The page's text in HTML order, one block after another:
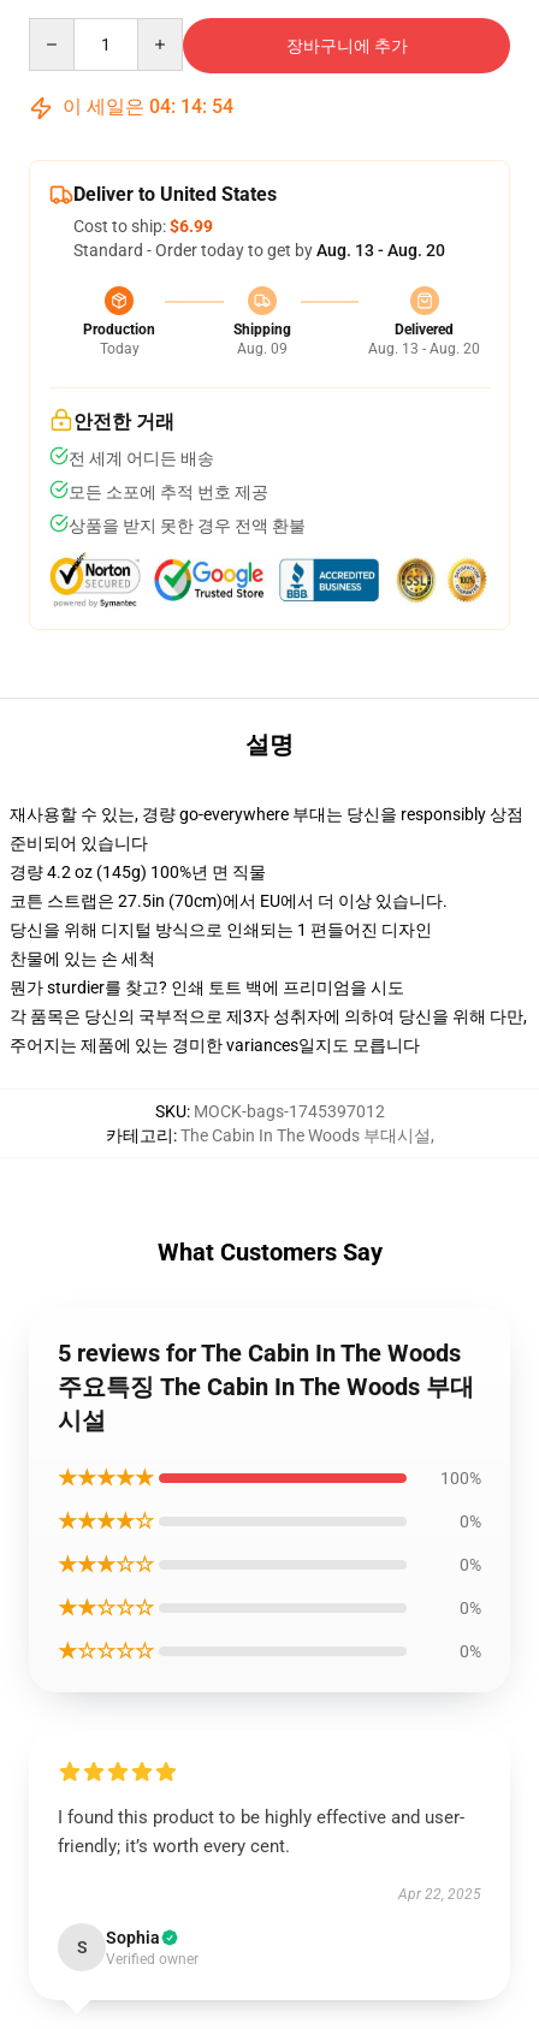
장바구니에 추가
이 세일은 04: 14: 54
Deliver to United States
Cost to ship:$6.99
Standard - Order today to get byAug. 13 - Aug. 20
Production
Today
Shipping
Aug. 09
Delivered
Aug. 13 - Aug. 20
안전한 거래
전 세계 어디든 배송
모든 소포에 추적 번호 제공
상품을 받지 못한 경우 전액 환불
설명
재사용할 수 있는, 경량 go-everywhere 부대는 당신을 responsibly 상점
준비되어 있습니다
경량 4.2 oz (145g) 100%년 면 직물
코튼 스트랩은 27.5in (70cm)에서 EU에서 더 이상 있습니다.
당신을 위해 디지털 방식으로 인쇄되는 1 편들어진 디자인
찬물에 있는 손 세척
뭔가 sturdier를 찾고? 인쇄 토트 백에 프리미엄을 시도
각 품목은 당신의 국부적으로 제3자 성취자에 의하여 당신을 위해 다만,
주어지는 제품에 있는 경미한 variances일지도 모릅니다
SKU: MOCK-bags-1745397012
카테고리:The Cabin In The Woods 부대시설,
What Customers Say
5 reviews for The Cabin In The Woods
주요특징 The Cabin In The Woods 부대
시설
★★★★★ 100%
★★★★☆ 0%
★★★☆☆ 0%
★★☆☆☆ 0%
★☆☆☆☆ 0%
I found this product to be highly effective and user-
friendly; it’s worth every cent.
Apr 22, 2025
S Sophia
Verified owner